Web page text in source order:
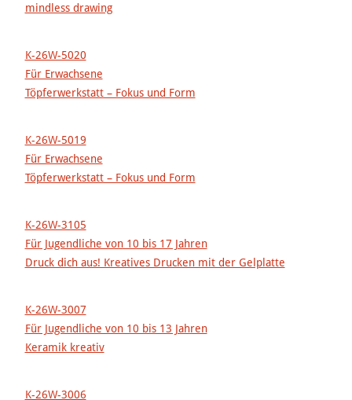
mindless drawing
K-26W-5020
Für Erwachsene
Töpferwerkstatt – Fokus und Form
K-26W-5019
Für Erwachsene
Töpferwerkstatt – Fokus und Form
K-26W-3105
Für Jugendliche von 10 bis 17 Jahren
Druck dich aus! Kreatives Drucken mit der Gelplatte
K-26W-3007
Für Jugendliche von 10 bis 13 Jahren
Keramik kreativ
K-26W-3006